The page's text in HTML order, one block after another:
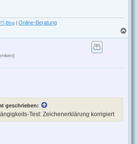
PT-Blog Online-Beratung
geschrieben:
Test: Zeichenerklärung korrigiert